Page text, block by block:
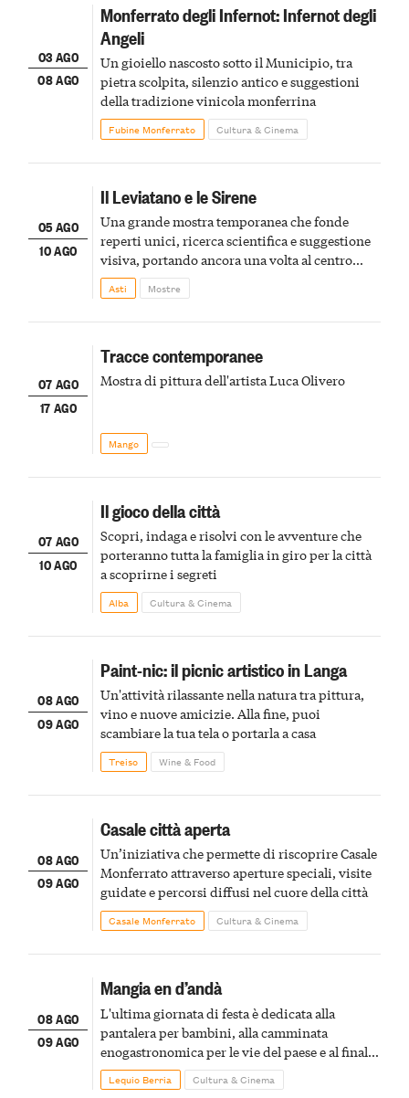
03 AGO
08 AGO
Monferrato degli Infernot: Infernot degli
Angeli
Un gioiello nascosto sotto il Municipio, tra
pietra scolpita, silenzio antico e suggestioni
della tradizione vinicola monferrina
Fubine Monferrato Cultura & Cinema
05 AGO
10 AGO
Il Leviatano e le Sirene
Una grande mostra temporanea che fonde
reperti unici, ricerca scientifica e suggestione
visiva, portando ancora una volta al centro
della scena le meraviglie del passato astigiano
Asti Mostre
07 AGO
17 AGO
Tracce contemporanee
Mostra di pittura dell'artista Luca Olivero
Mango
07 AGO
10 AGO
Il gioco della città
Scopri, indaga e risolvi con le avventure che
porteranno tutta la famiglia in giro per la città
a scoprirne i segreti
Alba Cultura & Cinema
08 AGO
09 AGO
Paint-nic: il picnic artistico in Langa
Un'attività rilassante nella natura tra pittura,
vino e nuove amicizie. Alla fine, puoi
scambiare la tua tela o portarla a casa
Treiso Wine & Food
08 AGO
09 AGO
Casale città aperta
Un’iniziativa che permette di riscoprire Casale
Monferrato attraverso aperture speciali, visite
guidate e percorsi diffusi nel cuore della città
Casale Monferrato Cultura & Cinema
08 AGO
09 AGO
Mangia en d’andà
L'ultima giornata di festa è dedicata alla
pantalera per bambini, alla camminata
enogastronomica per le vie del paese e al finale
pirotecnico
Lequio Berria Cultura & Cinema